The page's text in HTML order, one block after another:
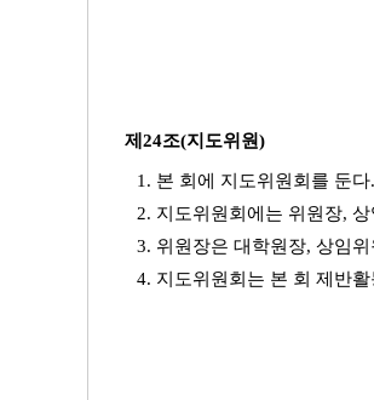
제24조(지도위원)
1. 본 회에 지도위원회를 둔다.
2. 지도위원회에는 위원장,
3. 위원장은 대학원장, 상임
4. 지도위원회는 본 회 제반